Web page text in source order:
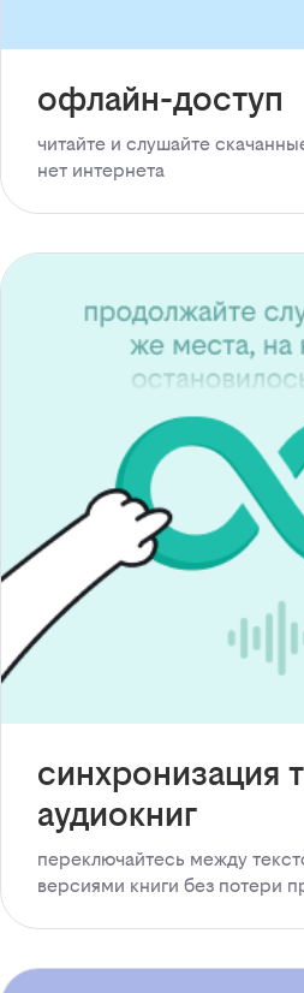
офлайн-доступ
читайте и слушайте
нет интернета
синхронизация
аудиокниг
переключайтесь между
версиями книги без потери